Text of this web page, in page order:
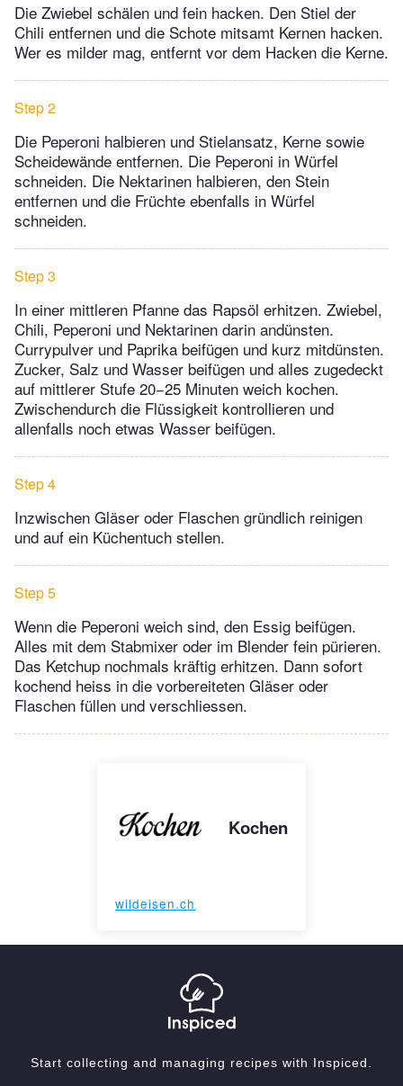
Die Zwiebel schälen und fein hacken. Den Stiel der
Chili entfernen und die Schote mitsamt Kernen hacken.
Wer es milder mag, entfernt vor dem Hacken die Kerne.
Step 2
Die Peperoni halbieren und Stielansatz, Kerne sowie
Scheidewände entfernen. Die Peperoni in Würfel
schneiden. Die Nektarinen halbieren, den Stein
entfernen und die Früchte ebenfalls in Würfel
schneiden.
Step 3
In einer mittleren Pfanne das Rapsöl erhitzen. Zwiebel,
Chili, Peperoni und Nektarinen darin andünsten.
Currypulver und Paprika beifügen und kurz mitdünsten.
Zucker, Salz und Wasser beifügen und alles zugedeckt
auf mittlerer Stufe 20−25 Minuten weich kochen.
Zwischendurch die Flüssigkeit kontrollieren und
allenfalls noch etwas Wasser beifügen.
Step 4
Inzwischen Gläser oder Flaschen gründlich reinigen
und auf ein Küchentuch stellen.
Step 5
Wenn die Peperoni weich sind, den Essig beifügen.
Alles mit dem Stabmixer oder im Blender fein pürieren.
Das Ketchup nochmals kräftig erhitzen. Dann sofort
kochend heiss in die vorbereiteten Gläser oder
Flaschen füllen und verschliessen.
Kochen
wildeisen.ch
Start collecting and managing recipes with Inspiced.